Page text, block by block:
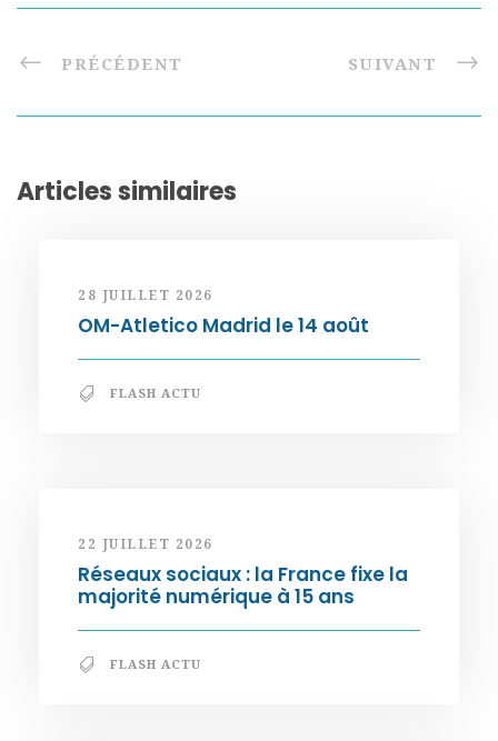
PRÉCÉDENT SUIVANT
Articles similaires
28 JUILLET 2026
OM-Atletico Madrid le 14 août
FLASH ACTU
22 JUILLET 2026
Réseaux sociaux : la France fixe la
majorité numérique à 15 ans
FLASH ACTU